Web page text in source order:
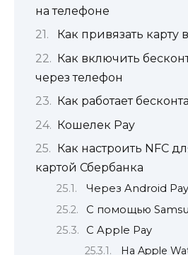
на телефоне
Как привязать карту
Как включить
через телефон
Как работает
Кошелек Pay
Как настроить NFC
картой Сбербанка
Через Android Pay
С помощью
С Apple Pay
На Apple